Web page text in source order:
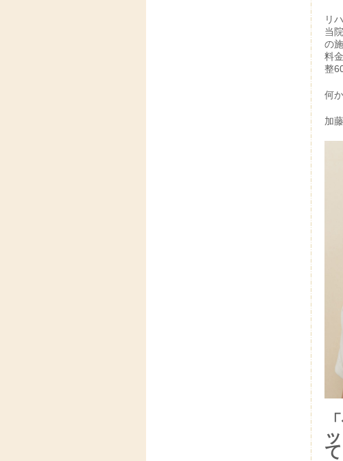
リ
当
の
料
整
何
加藤